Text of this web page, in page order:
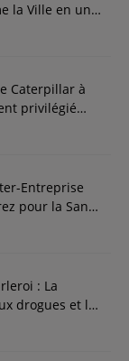
la Ville en un
Caterpillar à
privilégié
Entreprise
pour la Santé
: La
drogues et la